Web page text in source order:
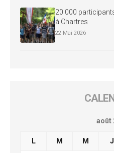
20 000
à Chartres
22 Mai 2026
août
L M M J